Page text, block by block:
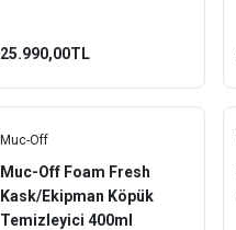
25.990,00TL
Muc-Off
Muc-Off Foam Fresh
Kask/Ekipman Köpük
Temizleyici 400ml